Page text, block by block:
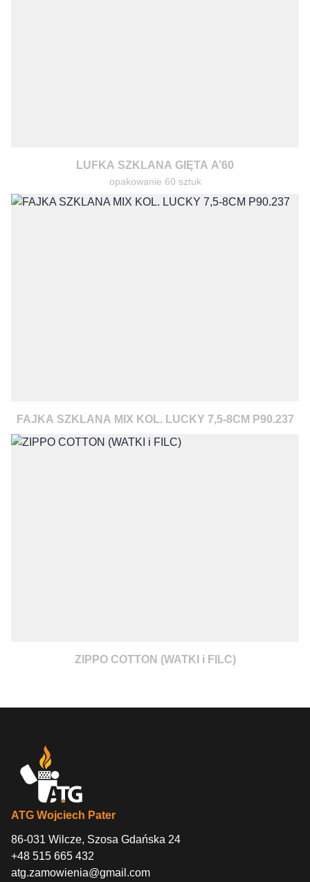
LUFKA SZKLANA GIĘTA A’60
opakowanie 60 sztuk
FAJKA SZKLANA MIX KOL. LUCKY 7,5-8CM P90.237
ZIPPO COTTON (WATKI i FILC)
ATG Wojciech Pater
86-031 Wilcze, Szosa Gdańska 24
+48 515 665 432
atg.zamowienia@gmail.com